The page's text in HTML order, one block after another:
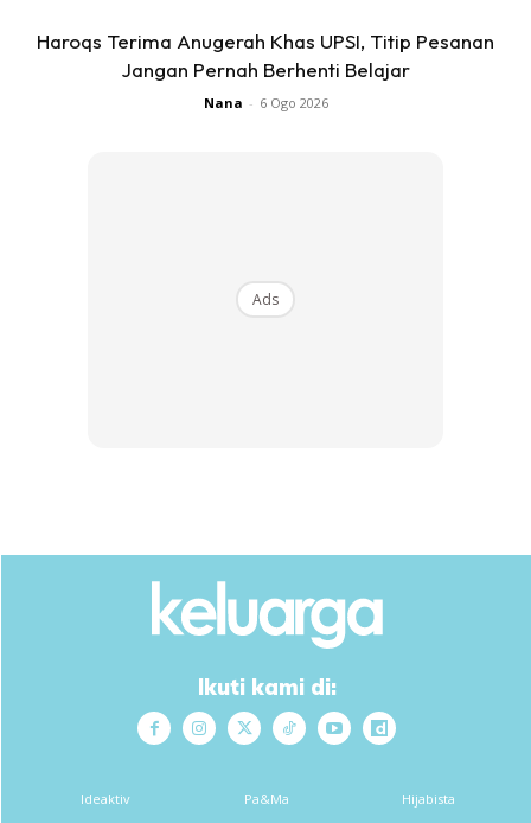
dikehendaki.
Haroqs Terima Anugerah Khas UPSI, Titip Pesanan
Jangan Pernah Berhenti Belajar
Nana - 6 Ogo 2026
Ads
Ikuti kami di:
Ideaktiv Pa&Ma Hijabista